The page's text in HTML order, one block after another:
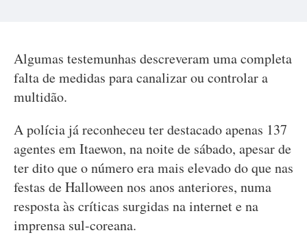
Algumas testemunhas descreveram uma completa
falta de medidas para canalizar ou controlar a
multidão.
A polícia já reconheceu ter destacado apenas 137
agentes em Itaewon, na noite de sábado, apesar de
ter dito que o número era mais elevado do que nas
festas de Halloween nos anos anteriores, numa
resposta às críticas surgidas na internet e na
imprensa sul-coreana.